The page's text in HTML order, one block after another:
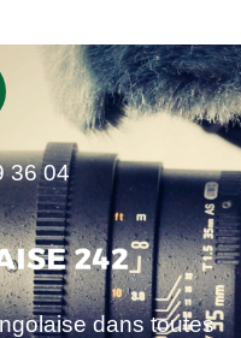
36 04
dans toutes